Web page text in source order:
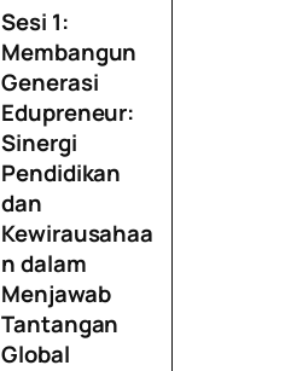
Sesi 1:
Membangun
Generasi
Edupreneur:
Sinergi
Pendidikan
dan
Kewirausahaa
n dalam
Menjawab
Tantangan
Global